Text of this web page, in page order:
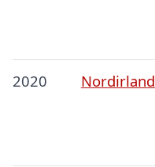
2020 Nordirland